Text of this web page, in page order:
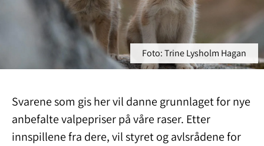
Foto: Trine Lysholm Hagan
Svarene som gis her vil danne grunnlaget for nye
anbefalte valpepriser på våre raser. Etter
innspillene fra dere, vil styret og avlsrådene for